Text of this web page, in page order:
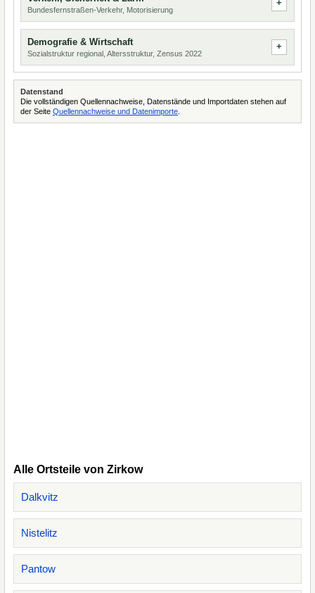
Bundesfernstraßen-Verkehr, Motorisierung
Demografie & Wirtschaft
Sozialstruktur regional, Altersstruktur, Zensus 2022
Datenstand
Die vollständigen Quellennachweise, Datenstände und Importdaten stehen auf
der Seite Quellennachweise und Datenimporte
Alle Ortsteile von Zirkow
Dalkvitz
Nistelitz
Pantow